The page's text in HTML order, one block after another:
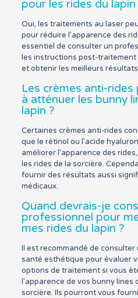
pour les rides du lapin
Oui, les traitements au laser
pour réduire l’apparence des
essentiel de consulter un
les instructions post-traitement
et obtenir les meilleurs
Les crèmes anti-
à atténuer les bunny
lapin ?
Certaines crèmes anti-rides
que le rétinol ou l’acide
améliorer l’apparence des
les rides de la sorcière.
fournir des résultats aussi
médicaux.
Quand devrais-je
professionnel pour
mes rides du lapin ?
Il est recommandé de
santé esthétique pour évaluer
options de traitement si vous
l’apparence de vos bunny lines
sorcière. Ils pourront vous